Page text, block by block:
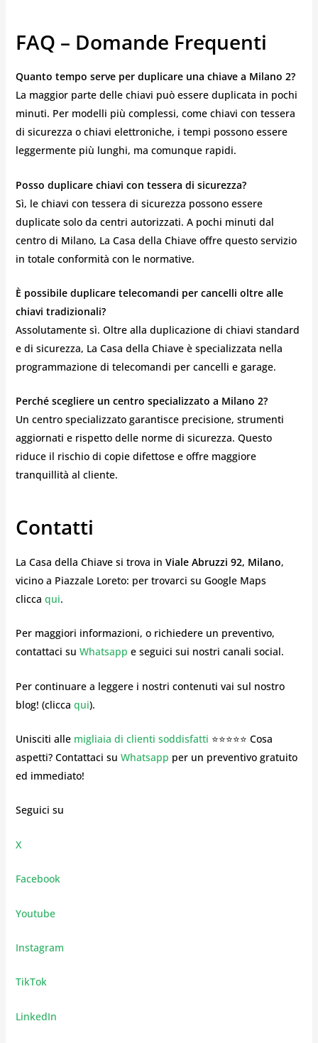
FAQ – Domande Frequenti
Quanto tempo serve per duplicare una chiave a Milano 2?
La maggior parte delle chiavi può essere duplicata in pochi
minuti. Per modelli più complessi, come chiavi con tessera
di sicurezza o chiavi elettroniche, i tempi possono essere
leggermente più lunghi, ma comunque rapidi.
Posso duplicare chiavi con tessera di sicurezza?
Sì, le chiavi con tessera di sicurezza possono essere
duplicate solo da centri autorizzati. A pochi minuti dal
centro di Milano, La Casa della Chiave offre questo servizio
in totale conformità con le normative.
È possibile duplicare telecomandi per cancelli oltre alle
chiavi tradizionali?
Assolutamente sì. Oltre alla duplicazione di chiavi standard
e di sicurezza, La Casa della Chiave è specializzata nella
programmazione di telecomandi per cancelli e garage.
Perché scegliere un centro specializzato a Milano 2?
Un centro specializzato garantisce precisione, strumenti
aggiornati e rispetto delle norme di sicurezza. Questo
riduce il rischio di copie difettose e offre maggiore
tranquillità al cliente.
Contatti
La Casa della Chiave si trova in Viale Abruzzi 92, Milano,
vicino a Piazzale Loreto: per trovarci su Google Maps
clicca qui.
Per maggiori informazioni, o richiedere un preventivo,
contattaci su Whatsapp e seguici sui nostri canali social.
Per continuare a leggere i nostri contenuti vai sul nostro
blog! (clicca qui).
Unisciti alle migliaia di clienti soddisfatti ⭐⭐⭐⭐⭐ Cosa
aspetti? Contattaci su Whatsapp per un preventivo gratuito
ed immediato!
Seguici su
X
Facebook
Youtube
Instagram
TikTok
LinkedIn